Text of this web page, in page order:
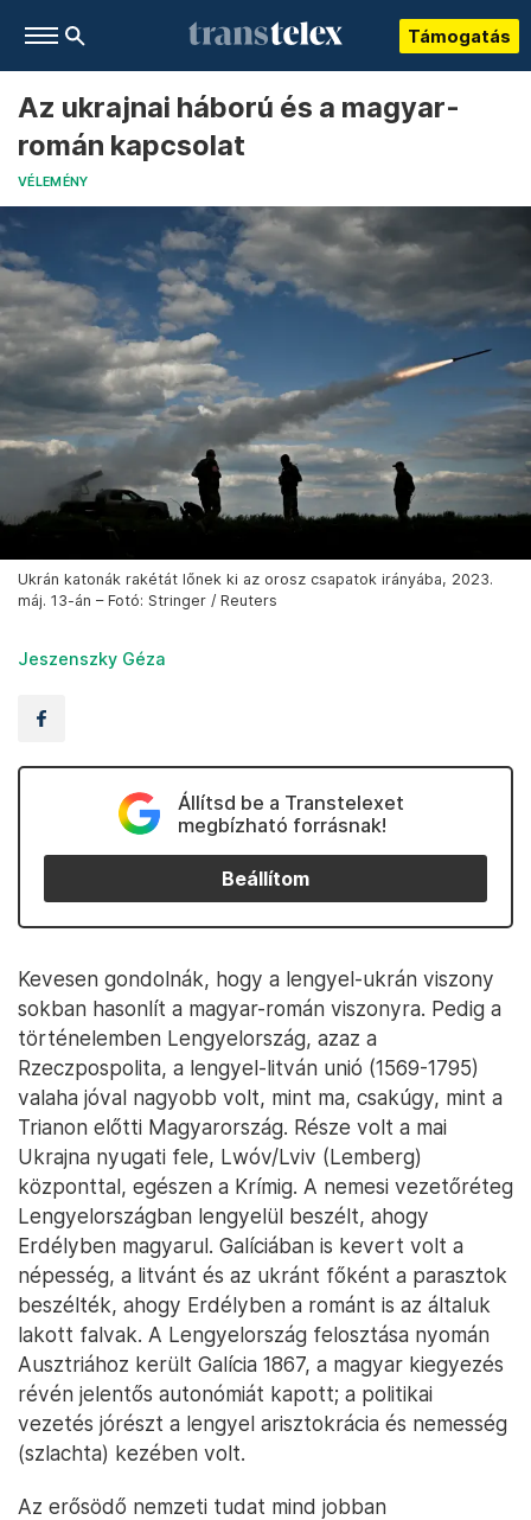
Támogatás
Az ukrajnai háború és a magyar-
román kapcsolat
VÉLEMÉNY
Ukrán katonák rakétát lőnek ki az orosz csapatok irányába, 2023.
máj. 13-án – Fotó: Stringer / Reuters
Jeszenszky Géza
Állítsd be a Transtelexet
megbízható forrásnak!
Beállítom
Kevesen gondolnák, hogy a lengyel-ukrán viszony
sokban hasonlít a magyar-román viszonyra. Pedig a
történelemben Lengyelország, azaz a
Rzeczpospolita, a lengyel-litván unió (1569-1795)
valaha jóval nagyobb volt, mint ma, csakúgy, mint a
Trianon előtti Magyarország. Része volt a mai
Ukrajna nyugati fele, Lwóv/Lviv (Lemberg)
központtal, egészen a Krímig. A nemesi vezetőréteg
Lengyelországban lengyelül beszélt, ahogy
Erdélyben magyarul. Galíciában is kevert volt a
népesség, a litvánt és az ukránt főként a parasztok
beszélték, ahogy Erdélyben a románt is az általuk
lakott falvak. A Lengyelország felosztása nyomán
Ausztriához került Galícia 1867, a magyar kiegyezés
révén jelentős autonómiát kapott; a politikai
vezetés jórészt a lengyel arisztokrácia és nemesség
(szlachta) kezében volt.
Az erősödő nemzeti tudat mind jobban